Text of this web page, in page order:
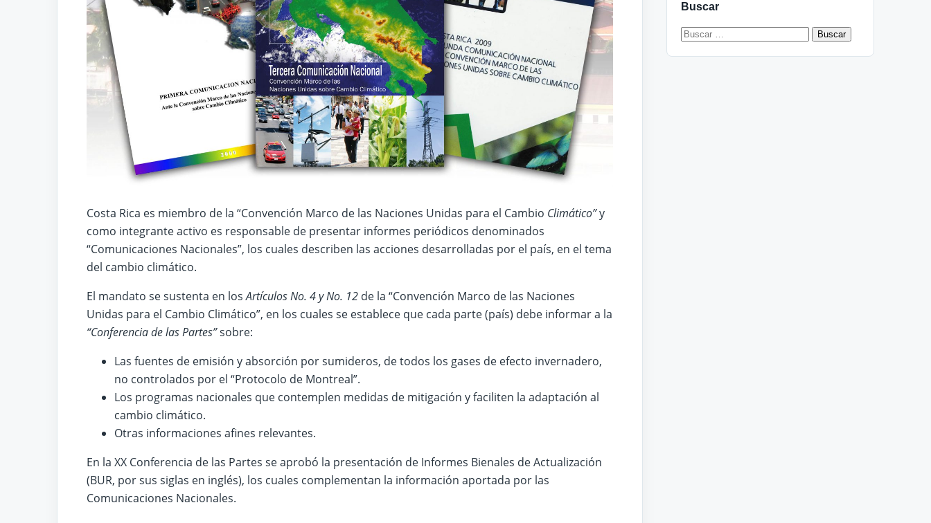
Costa Rica es miembro de la “Convención Marco de las Naciones Unidas para el Cambio Climático”y
como integrante activo es responsable de presentar informes periódicos denominados
“Comunicaciones Nacionales”, los cuales describen las acciones desarrolladas por el país, en el tema
del cambio climático.
El mandato se sustenta en losArtículos No. 4 y No. 12 de la “Convención Marco de las Naciones
Unidas para el Cambio Climático”, en los cuales se establece que cada parte (país) debe informar a la
“Conferencia de las Partes”sobre:
Las fuentes de emisión y absorción por sumideros, de todos los gases de efecto invernadero,
no controlados por el “Protocolo de Montreal”.
Los programas nacionales que contemplen medidas de mitigación y faciliten la adaptación al
cambio climático.
Otras informaciones afines relevantes.
En la XX Conferencia de las Partes se aprobó la presentación de Informes Bienales de Actualización
(BUR, por sus siglas en inglés), los cuales complementan la información aportada por las
Comunicaciones Nacionales.
Buscar
Buscar: